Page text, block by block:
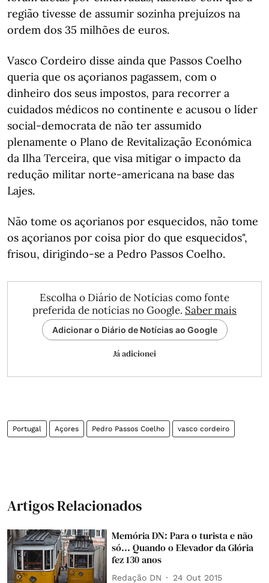
região tivesse de assumir sozinha prejuízos na
ordem dos 35 milhões de euros.
Vasco Cordeiro disse ainda que Passos Coelho
queria que os açorianos pagassem, com o
dinheiro dos seus impostos, para recorrer a
cuidados médicos no continente e acusou o líder
social-democrata de não ter assumido
plenamente o Plano de Revitalização Económica
da Ilha Terceira, que visa mitigar o impacto da
redução militar norte-americana na base das
Lajes.
Não tome os açorianos por esquecidos, não tome
os açorianos por coisa pior do que esquecidos",
frisou, dirigindo-se a Pedro Passos Coelho.
Escolha o Diário de Notícias como fonte
preferida de notícias no Google. Saber mais
Adicionar o Diário de Notícias ao Google
Já adicionei
Portugal Açores Pedro Passos Coelho vasco cordeiro
Artigos Relacionados
Memória DN: Para o turista e não
só... Quando o Elevador da Glória
fez 130 anos
Redação DN 24 Out 2015